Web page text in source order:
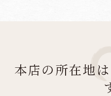
本店の所在地